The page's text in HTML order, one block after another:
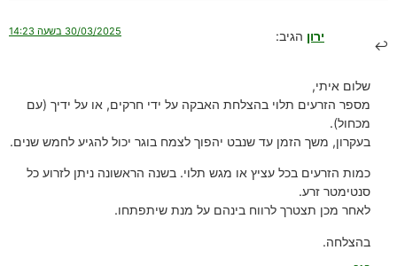
ירון הגיב: 30/03/2025 בשעה 14:23
שלום איתי,
מספר הזרעים תלוי בהצלחת האבקה על ידי חרקים, או על ידיך (עם
מכחול).
בעקרון, משך הזמן עד שנבט יהפוך לצמח בוגר יכול להגיע לחמש שנים.
כמות הזרעים בכל עציץ או מגש תלוי. בשנה הראשונה ניתן לזרוע כל
סנטימטר זרע.
לאחר מכן תצטרך לרווח בינהם על מנת שיתפתחו.
בהצלחה.